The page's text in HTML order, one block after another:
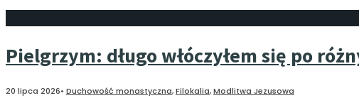
Pielgrzym: długo włóczyłem się po
20 lipca 2026• Duchowość monastyczna,Filokalia,Modlitwa Jezusowa